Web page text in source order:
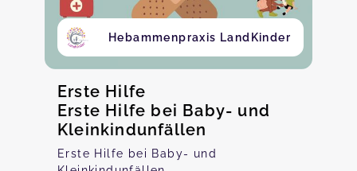
Hebammenpraxis LandKinder
Erste Hilfe
Erste Hilfe bei Baby- und
Kleinkindunfällen
Erste Hilfe bei Baby- und